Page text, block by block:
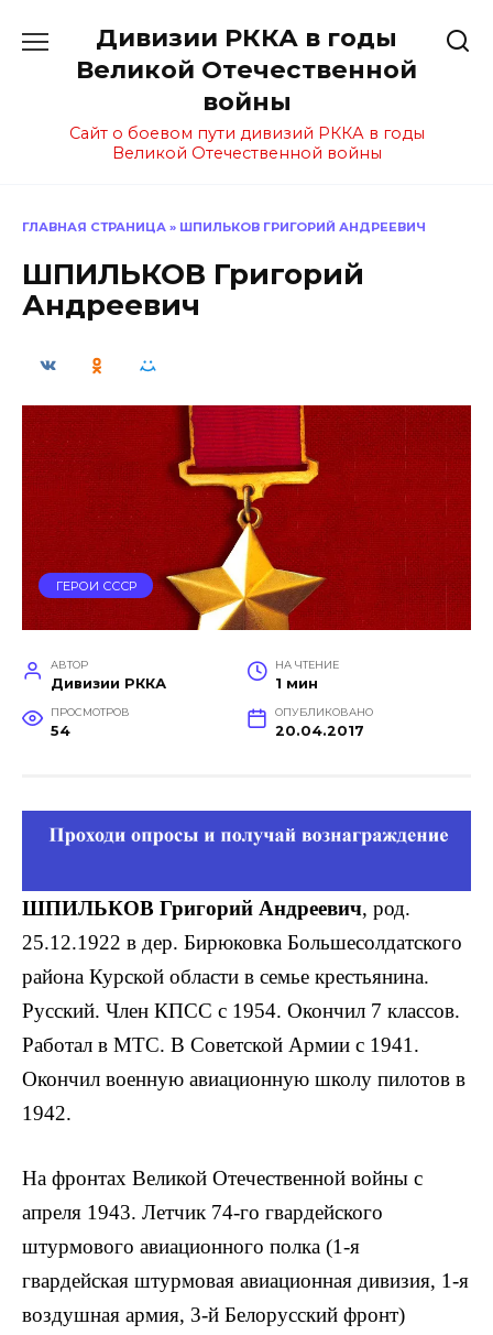
содержанию
Дивизии РККА в годы
Великой Отечественной
войны
Сайт о боевом пути дивизий РККА в годы
Великой Отечественной войны
ГЛАВНАЯ СТРАНИЦА » ШПИЛЬКОВ ГРИГОРИЙ АНДРЕЕВИЧ
ШПИЛЬКОВ Григорий
Андреевич
ГЕРОИ СССР
АВТОР
Дивизии РККА
НА ЧТЕНИЕ
1 мин
ПРОСМОТРОВ
54
ОПУБЛИКОВАНО
20.04.2017
ШПИЛЬКОВ Григорий Андреевич, род.
25.12.1922 в дер. Бирюковка Большесолдатского
района Курской области в семье крестьянина.
Русский. Член КПСС с 1954. Окончил 7 классов.
Работал в МТС. В Советской Армии с 1941.
Окончил военную авиационную школу пилотов в
1942.
На фронтах Великой Отечественной войны с
апреля 1943. Летчик 74-го гвардейского
штурмового авиационного полка (1-я
гвардейская штурмовая авиационная дивизия, 1-я
воздушная армия, 3-й Белорусский фронт)